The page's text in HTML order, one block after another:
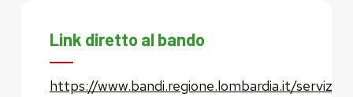
Link diretto al bando
https://www.bandi.regione.lombardia.it/